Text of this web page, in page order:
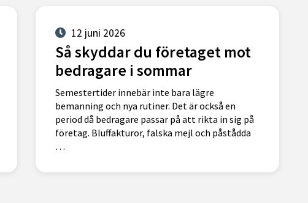
12 juni 2026
Så skyddar du företaget mot
bedragare i sommar
Semestertider innebär inte bara lägre
bemanning och nya rutiner. Det är också en
period då bedragare passar på att rikta in sig på
företag. Bluffakturor, falska mejl och påstådda
…